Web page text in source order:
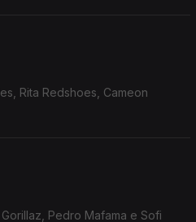
Rita Redshoes, Cameon
Pedro Mafama e Sofi